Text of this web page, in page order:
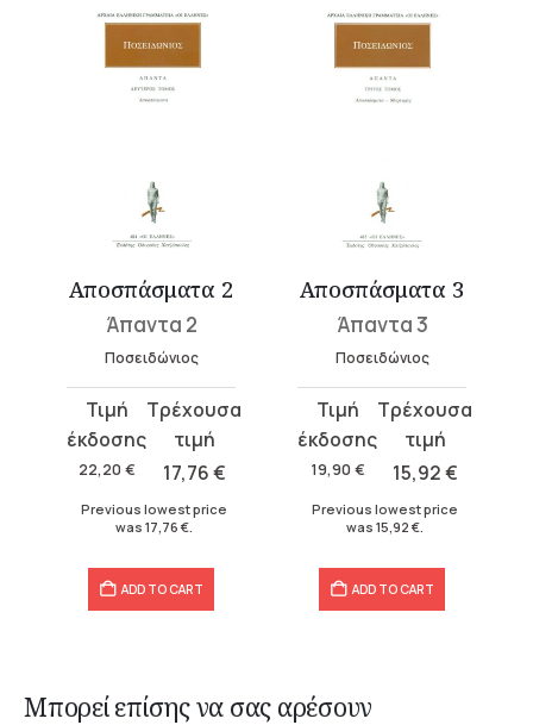
Αποσπάσματα 3
Άπαντα 3
Ποσειδώνιος
19,90€
Original
price
was:
15,92€
Current
price
is:
Previous lowest price
was15,92
ADD TO CART
Διατριβαί Α΄
Άπαντα 1
Επίκτητος
17,70€
Original
price
was:
13,28€
Current
price
is:
Previous lowest price
was13,28
ADD TO CART
Μπορεί επίσης να σας αρέσουν